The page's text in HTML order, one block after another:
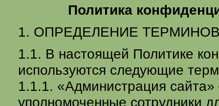
Политика
1. ОПРЕДЕЛЕНИЕ
1.1. В настоящей Политике
используются следующие
1.1.1. «Администрация сайта»
уполномоченные сотрудники